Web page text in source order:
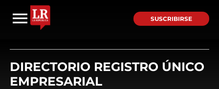
SUSCRIBIRSE
DIRECTORIO REGISTRO ÚNICO
EMPRESARIAL